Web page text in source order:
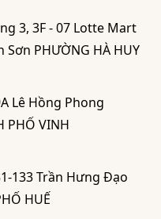
3, 3F - 07 Lotte Mart
Sơn PHƯỜNG HÀ HUY
Lê Hồng Phong
PHỐ VINH
133 Trần Hưng Đạo
HUẾ